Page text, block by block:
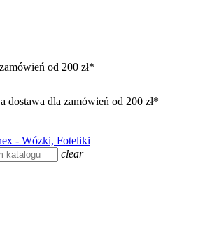
od 200 zł*
dostawa dla zamówień od 200 zł*
clear